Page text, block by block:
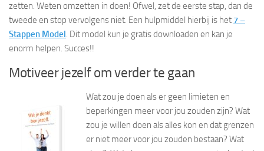
zetten. Weten omzetten in doen! Ofwel, zet de eerste stap, dan de
tweede en stop vervolgens niet. Een hulpmiddel hierbij is het 7 –
Stappen Model. Dit model kun je gratis downloaden en kan je
enorm helpen. Succes!!
Motiveer jezelf om verder te gaan
Wat zou je doen als er geen limieten en
beperkingen meer voor jou zouden zijn? Wat
zou je willen doen als alles kon en dat grenzen
er niet meer voor jou zouden bestaan? Wat